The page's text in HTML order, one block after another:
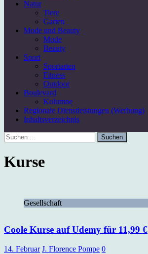
Natur
Tiere
Garten
Mode und Beauty
Mode
Beauty
Sport
Sportarten
Fitness
Outdoor
Boulevard
Kolumne
Regionale Dienstleistungen (Werbung)
Inhaltsverzeichnis
Suchen
nach:
Kurse
Gesellschaft
Coole Kurse auf Udemy für 11,99 €
14. Februar J. Florence Pompe 0